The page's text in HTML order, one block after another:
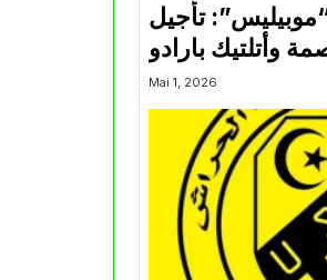
تأجيل
وأتلتيك بارادو
Mai 1, 2026